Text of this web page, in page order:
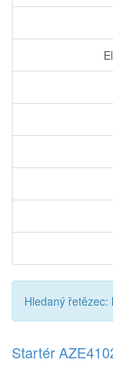
Hledaný řetězec:
Startér